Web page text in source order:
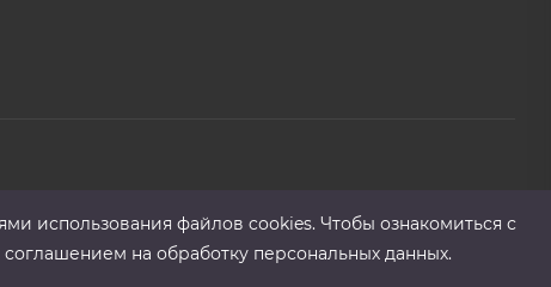
использования файлов cооkies. Чтобы ознакомиться с
на обработку персональных данных.